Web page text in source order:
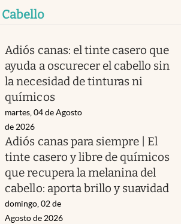
Cabello
Adiós canas: el tinte casero que
ayuda a oscurecer el cabello sin
la necesidad de tinturas ni
químicos
martes, 04 de Agosto
de 2026
Adiós canas para siempre | El
tinte casero y libre de químicos
que recupera la melanina del
cabello: aporta brillo y suavidad
domingo, 02 de
Agosto de 2026